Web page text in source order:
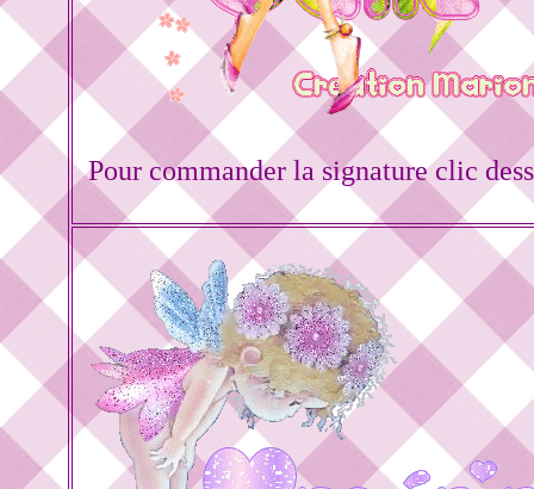
Pour commander la signature clic